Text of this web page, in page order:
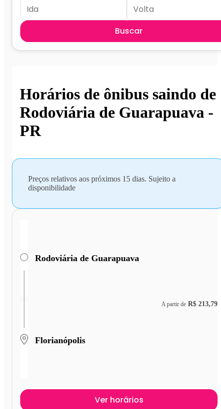
Buscar
Horários de ônibus saindo de
Rodoviária de Guarapuava -
PR
Preços relativos aos próximos 15 dias. Sujeito a
disponibilidade
Rodoviária de Guarapuava
Florianópolis
A partir de R$ 213,79
Ver horários